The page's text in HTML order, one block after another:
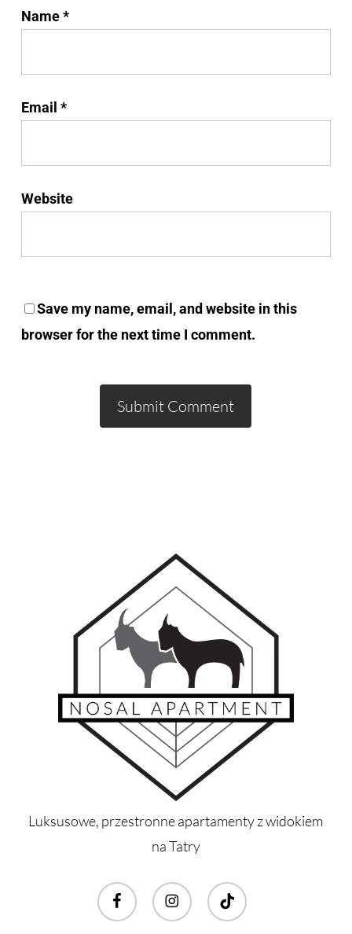
Name*
Email *
Website
Save my name, email, and website in this
browser for the next time I comment.
Luksusowe, przestronne apartamenty z widokiem
na Tatry
facebook instagram tiktok